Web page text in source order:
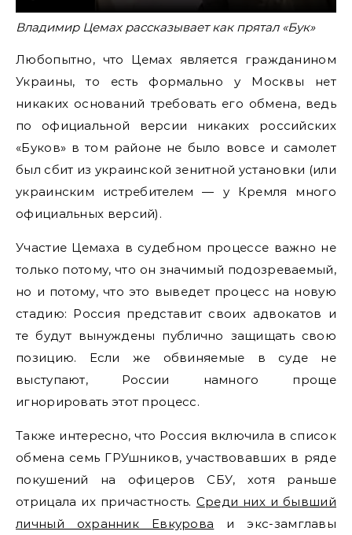
Владимир Цемах рассказывает как прятал«Бук»
Любопытно, что Цемах является гражданином
Украины, то есть формально у Москвы нет
никаких оснований требовать его обмена, ведь
по официальной версии никаких российских
«Буков» в том районе не было вовсе и самолет
был сбит из украинской зенитной установки (или
украинским истребителем — у Кремля много
официальных версий).
Участие Цемаха в судебном процессе важно не
только потому, что он значимый подозреваемый,
но и потому, что это выведет процесс на новую
стадию: Россия представит своих адвокатов и
те будут вынуждены публично защищать свою
позицию. Если же обвиняемые в суде не
выступают, России намного проще
игнорировать этот процесс.
Также интересно, что Россия включила в список
обмена семь ГРУшников, участвовавших в ряде
покушений на офицеров СБУ, хотя раньше
отрицала их причастность. Среди них и бывший
личный охранник Евкурова и экс-замглавы